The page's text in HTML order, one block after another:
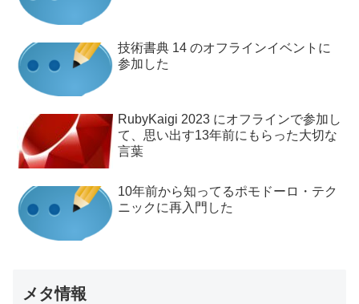
技術書典 14 のオフラインイベントに
参加した
RubyKaigi 2023 にオフラインで参加し
て、思い出す13年前にもらった大切な
言葉
10年前から知ってるポモドーロ・テク
ニックに再入門した
メタ情報